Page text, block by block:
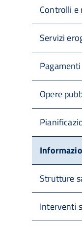
Controlli
Servizi
Opere
Strutture
Interventi